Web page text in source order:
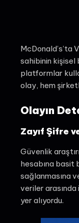
McDonald’s’ta
sahibinin kişisel
platformlar
olay, hem
Olayın
Zayıf Şifre
Güvenlik
hesabına basit
sağlanmasına
veriler
yer alıyordu.